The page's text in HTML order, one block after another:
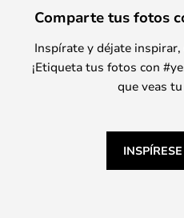
Comparte tus fotos
Inspírate y déjate
¡Etiqueta tus fotos con
que veas